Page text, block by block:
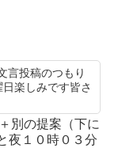
言投稿のつもり
楽しみです皆さ
別の提案（下に
１０時０３分